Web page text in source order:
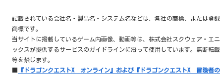
記載されている会社名・製品名・システム名などは、各社の商標、または登録
商標です。
当サイトに掲載しているゲーム内画像、動画等は、株式会社スクウェア・エニ
ックスが提供するサービスのガイドラインに沿って使用しています。無断転載
等を禁じます。
『ドラゴンクエストX オンライン』および『ドラゴンクエストX 冒険者の